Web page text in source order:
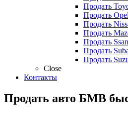
Продать
Продать Opel
Продать
Продать
Продать
Продать
Продать
Close
Контакты
Продать авто БМВ